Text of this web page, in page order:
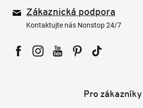
Zákaznická podpora
Kontaktujte nás Nonstop 24/7
Pro zákazníky